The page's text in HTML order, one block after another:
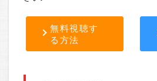
無料視聴す
る方法